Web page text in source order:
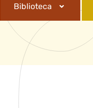
Biblioteca